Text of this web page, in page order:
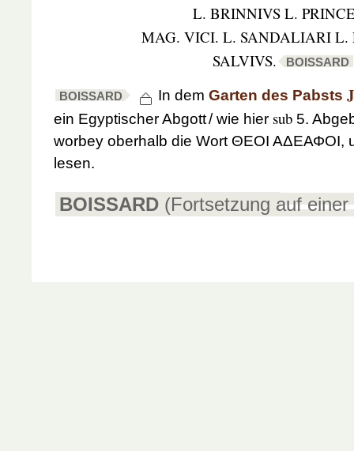
L. BRINNIVS L.
MAG. VICI. L. SANDALIARI L.
SALVIVS.
BOISSARD
BOISSARD In dem Garten des Pabsts
ein Egyptischer Abgott/ wie hier sub5.
worbey oberhalb die Wort ΘΕΟΙ ΑΔΕΑΦΟΙ,
lesen.
BOISSARD (Fortsetzung auf